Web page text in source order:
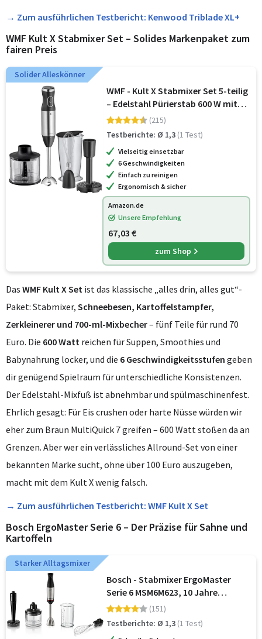
→ Zum ausführlichen Testbericht: Kenwood Triblade XL+
WMF Kult X Stabmixer Set – Solides Markenpaket zum
fairen Preis
Solider Alleskönner
WMF - Kult X Stabmixer Set 5-teilig
– Edelstahl Pürierstab 600 W mit
Schneebesen, Stampfer,
Zerkleinerer und 700 ml Mixbecher,
spülmaschinenfest, vielseitig
(215)
Testberichte: Ø 1,3 (1 Test)
Vielseitig einsetzbar
6 Geschwindigkeiten
Einfach zu reinigen
Ergonomisch & sicher
Amazon.de
Unsere Empfehlung
67,03 €
zum Shop
Das WMF Kult X Set ist das klassische „alles drin, alles gut“-
Paket: Stabmixer, Schneebesen, Kartoffelstampfer,
Zerkleinerer und 700-ml-Mixbecher– fünf Teile für rund 70
Euro. Die 600 Watt reichen für Suppen, Smoothies und
Babynahrung locker, und die 6 Geschwindigkeitsstufen geben
dir genügend Spielraum für unterschiedliche Konsistenzen.
Der Edelstahl-Mixfuß ist abnehmbar und spülmaschinenfest.
Ehrlich gesagt: Für Eis crushen oder harte Nüsse würden wir
eher zum Braun MultiQuick 7 greifen – 600 Watt stoßen da an
Grenzen. Aber wer ein verlässliches Allround-Set von einer
bekannten Marke sucht, ohne über 100 Euro auszugeben,
macht mit dem Kult X wenig falsch.
→ Zum ausführlichen Testbericht: WMF Kult X Set
Bosch ErgoMaster Serie 6 – Der Präzise für Sahne und
Kartoffeln
Starker Alltagsmixer
Bosch - Stabmixer ErgoMaster
Serie 6 MSM6M623, 10 Jahre
Motorgarantie, Edelstahl-Klingen,
verschleißfreie Keramik-Kupplung,
Luftkühlung, Zerkleinerer, Kartoff
(151)
Testberichte: Ø 1,3 (1 Test)